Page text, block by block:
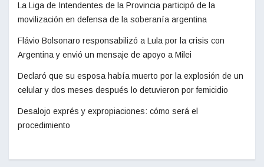
La Liga de Intendentes de la Provincia participó de la
movilización en defensa de la soberanía argentina
Flávio Bolsonaro responsabilizó a Lula por la crisis con
Argentina y envió un mensaje de apoyo a Milei
Declaró que su esposa había muerto por la explosión de un
celular y dos meses después lo detuvieron por femicidio
Desalojo exprés y expropiaciones: cómo será el
procedimiento